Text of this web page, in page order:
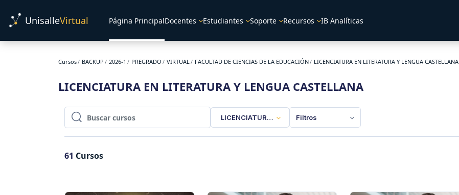
UnisalleVirtual Página PrincipalDocentes Estudiantes Soporte Recursos IB Analíticas
Cursos BACKUP 2026-1 PREGRADO VIRTUAL FACULTAD DE CIENCIAS DE LA EDUCACIÓN LICENCIATURA EN LITERATURA Y LENGUA CASTELLANA
LICENCIATURA EN LITERATURA Y LENGUA CASTELLANA
Buscar cursos
Buscar cursos LICENCIATURA EN LITERATURA Y LENGUA CASTELLANA
Filtros
61 Cursos